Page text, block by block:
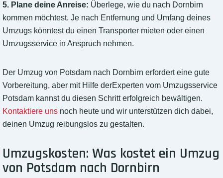
5. Plane deine Anreise: Überlege, wie du nach Dornbirn
kommen möchtest. Je nach Entfernung und Umfang deines
Umzugs könntest du einen Transporter mieten oder einen
Umzugsservice in Anspruch nehmen.
Der Umzug von Potsdam nach Dornbirn erfordert eine gute
Vorbereitung, aber mit Hilfe derExperten vom Umzugsservice
Potsdam kannst du diesen Schritt erfolgreich bewältigen.
Kontaktiere uns noch heute und wir unterstützen dich dabei,
deinen Umzug reibungslos zu gestalten.
Umzugskosten: Was kostet ein Umzug
von Potsdam nach Dornbirn